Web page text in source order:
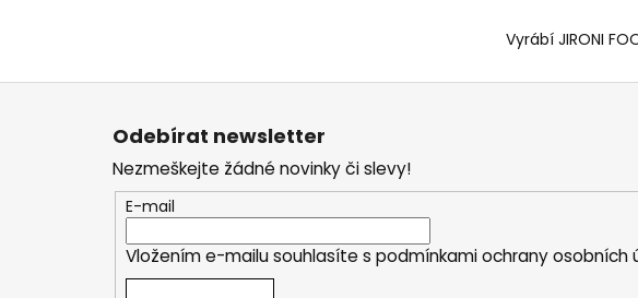
Vyrábí JIRONI
Z
Odebírat newsletter
Nezmeškejte žádné novinky či slevy!
E-mail
Vložením e-mailu souhlasíte s podmínkami ochrany osobních